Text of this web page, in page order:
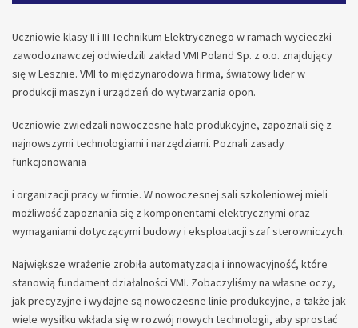
Uczniowie klasy II i III Technikum Elektrycznego w ramach wycieczki
zawodoznawczej odwiedzili zakład VMI Poland Sp. z o.o. znajdujący
się w Lesznie. VMI to międzynarodowa firma, światowy lider w
produkcji maszyn i urządzeń do wytwarzania opon.
Uczniowie zwiedzali nowoczesne hale produkcyjne, zapoznali się z
najnowszymi technologiami i narzędziami. Poznali zasady
funkcjonowania
i organizacji pracy w firmie. W nowoczesnej sali szkoleniowej mieli
możliwość zapoznania się z komponentami elektrycznymi oraz
wymaganiami dotyczącymi budowy i eksploatacji szaf sterowniczych.
Największe wrażenie zrobiła automatyzacja i innowacyjność, które
stanowią fundament działalności VMI. Zobaczyliśmy na własne oczy,
jak precyzyjne i wydajne są nowoczesne linie produkcyjne, a także jak
wiele wysiłku wkłada się w rozwój nowych technologii, aby sprostać